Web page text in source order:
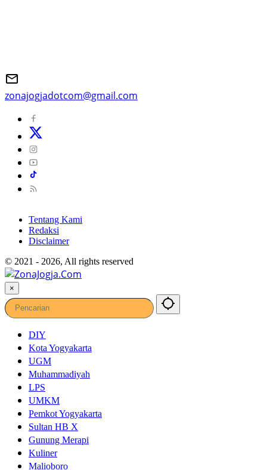
zonajogjadotcom@gmail.com
Tentang Kami
Redaksi
Disclaimer
© 2021 - 2026, All rights reserved
×
DIY
Kota Yogyakarta
UGM
Muhammadiyah
LPS
UMKM
Pemkot Yogyakarta
Sultan HB X
Gunung Merapi
Kuliner
Malioboro